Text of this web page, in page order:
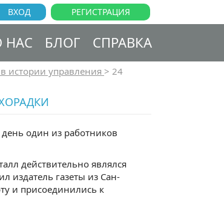
РЕГИСТРАЦИЯ
ВХОД
НАС БЛОГ СПРАВКА
истории управления > 24
один из работников
действительно являлся
издатель газеты из Сан-
и присоединились к